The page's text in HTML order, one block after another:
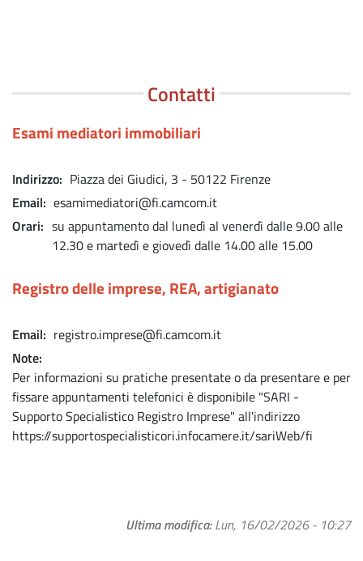
Contatti
Esami mediatori immobiliari
Indirizzo Piazza dei Giudici, 3 - 50122 Firenze
Email esamimediatori@fi.camcom.it
Orari
su appuntamento dal lunedì al venerdì dalle 9.00 alle
12.30 e martedì e giovedì dalle 14.00 alle 15.00
Registro delle imprese, REA, artigianato
Email
registro.imprese@fi.camcom.it
Note
Per informazioni su pratiche presentate o da presentare e per
fissare appuntamenti telefonici è disponibile "SARI -
Supporto Specialistico Registro Imprese" all'indirizzo
https://supportospecialisticori.infocamere.it/sariWeb/fi
Ultima modifica Lun, 16/02/2026 - 10:27